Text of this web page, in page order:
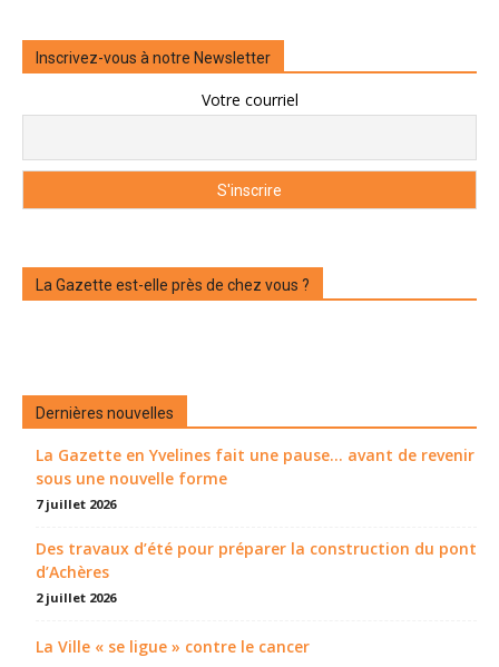
Inscrivez-vous à notre Newsletter
Votre courriel
La Gazette est-elle près de chez vous ?
Dernières nouvelles
La Gazette en Yvelines fait une pause... avant de revenir
sous une nouvelle forme
7 juillet 2026
Des travaux d’été pour préparer la construction du pont
d’Achères
2 juillet 2026
La Ville « se ligue » contre le cancer